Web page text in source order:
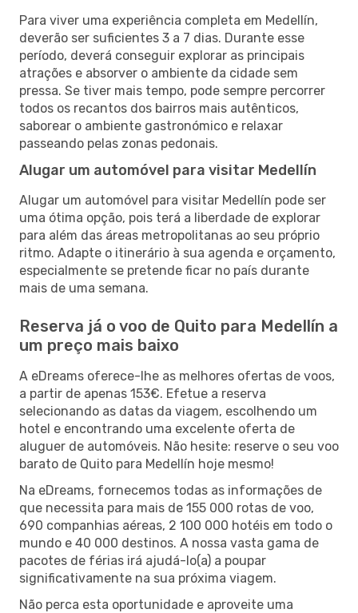
Para viver uma experiência completa em Medellín,
deverão ser suficientes 3 a 7 dias. Durante esse
período, deverá conseguir explorar as principais
atrações e absorver o ambiente da cidade sem
pressa. Se tiver mais tempo, pode sempre percorrer
todos os recantos dos bairros mais autênticos,
saborear o ambiente gastronómico e relaxar
passeando pelas zonas pedonais.
Alugar um automóvel para visitar Medellín
Alugar um automóvel para visitar Medellín pode ser
uma ótima opção, pois terá a liberdade de explorar
para além das áreas metropolitanas ao seu próprio
ritmo. Adapte o itinerário à sua agenda e orçamento,
especialmente se pretende ficar no país durante
mais de uma semana.
Reserva já o voo de Quito para Medellín a
um preço mais baixo
A eDreams oferece-lhe as melhores ofertas de voos,
a partir de apenas 153€. Efetue a reserva
selecionando as datas da viagem, escolhendo um
hotel e encontrando uma excelente oferta de
aluguer de automóveis. Não hesite: reserve o seu voo
barato de Quito para Medellín hoje mesmo!
Na eDreams, fornecemos todas as informações de
que necessita para mais de 155 000 rotas de voo,
690 companhias aéreas, 2 100 000 hotéis em todo o
mundo e 40 000 destinos. A nossa vasta gama de
pacotes de férias irá ajudá-lo(a) a poupar
significativamente na sua próxima viagem.
Não perca esta oportunidade e aproveite uma